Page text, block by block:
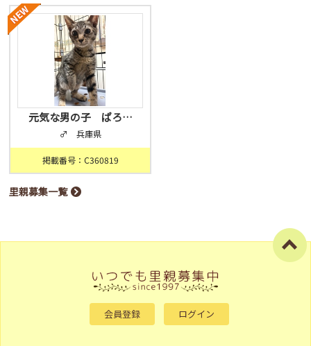
元気な男の子 ぱろ…
♂ 兵庫県
掲載番号：C360819
里親募集一覧
会員登録 ログイン